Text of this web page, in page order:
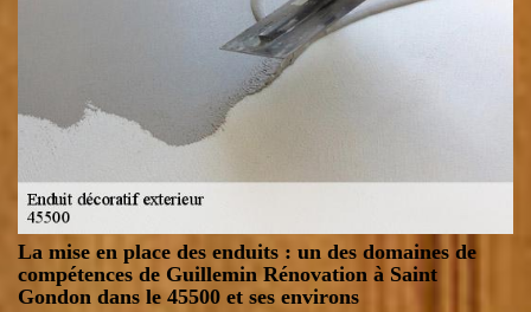
La mise en place des enduits : un des domaines de
compétences de Guillemin Rénovation à Saint
Gondon dans le 45500 et ses environs